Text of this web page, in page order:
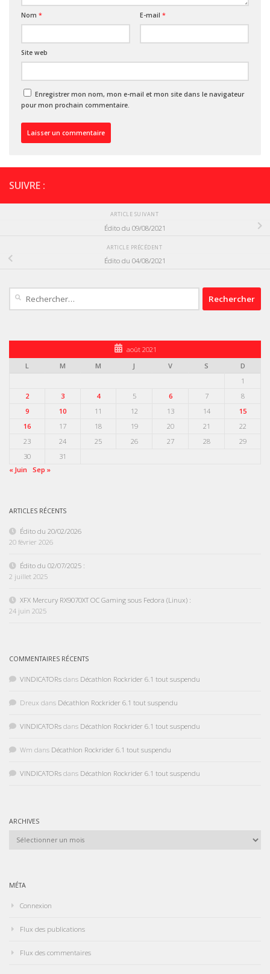
Nom * E-mail *
Site web
Enregistrer mon nom, mon e-mail et mon site dans le navigateur
pour mon prochain commentaire.
SUIVRE :
ARTICLE SUIVANT
Édito du 09/08/2021
ARTICLE PRÉCÉDENT
Édito du 04/08/2021
Rechercher :
août 2021
L
M M J V S
D
1
2
3 4 5 6 7
8
9
10 11 12 13 14
15
16
17 18 19 20 21
22
23
24 25 26 27 28
29
30
31
« Juin
Sep »
ARTICLES RÉCENTS
Édito du 20/02/2026
20 février 2026
Édito du 02/07/2025 :
2 juillet 2025
XFX Mercury RX9070XT OC Gaming sous Fedora (Linux) :
24 juin 2025
COMMENTAIRES RÉCENTS
VINDICATORs dans Décathlon Rockrider 6.1 tout suspendu
Dreux dans Décathlon Rockrider 6.1 tout suspendu
VINDICATORs dans Décathlon Rockrider 6.1 tout suspendu
Wm dans Décathlon Rockrider 6.1 tout suspendu
VINDICATORs dans Décathlon Rockrider 6.1 tout suspendu
ARCHIVES
MÉTA
Connexion
Flux des publications
Flux des commentaires